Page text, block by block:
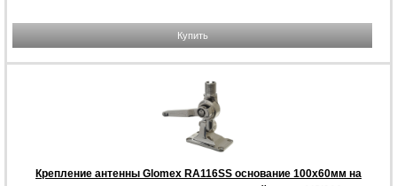
Купить
Крепление антенны Glomex RA116SS основание 100x60мм на